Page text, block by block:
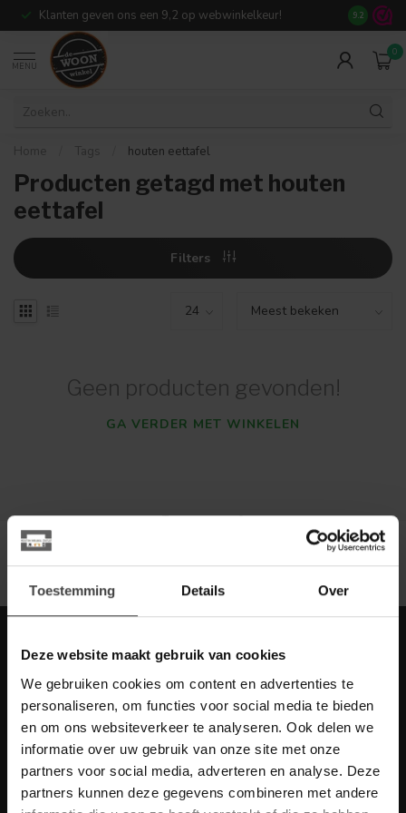
Toestemming Details Over
Deze website maakt gebruik van cookies
We gebruiken cookies om content en advertenties te
personaliseren, om functies voor social media te bieden
en om ons websiteverkeer te analyseren. Ook delen we
informatie over uw gebruik van onze site met onze
partners voor social media, adverteren en analyse. Deze
partners kunnen deze gegevens combineren met andere
Klanten geven ons een 9,2 op webwinkelkeur! Meer dan
9.2
MENU
0
Home Tags houten eettafel
Producten getagd met houten
eettafel
Filters
Geen producten gevonden!
GA VERDER MET WINKELEN
Toon1-0van 0
Meer informatie
scherpe acties
Blijf op de hoogte van onze actuele aanbiedingen